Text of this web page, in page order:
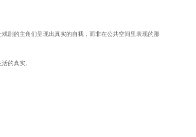
剧的主角们呈现出真实的自我，而非在公共空间里表现的那
的真实。